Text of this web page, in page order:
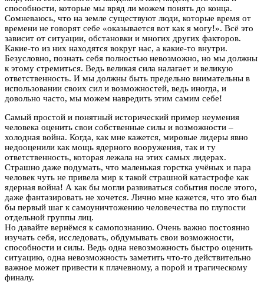
способности, которые мы вряд ли можем понять до конца.
Сомневаюсь, что на земле существуют люди, которые время от
времени не говорят себе «оказывается вот как я могу!». Всё это
зависит от ситуации, обстановки и многих других факторов.
Какие-то из них находятся вокруг нас, а какие-то внутри.
Безусловно, познать себя полностью невозможно, но мы должны
к этому стремиться. Ведь великая сила налагает и великую
ответственность. И мы должны быть предельно внимательны в
использовании своих сил и возможностей, ведь иногда, и
довольно часто, мы можем навредить этим самим себе!
Самый простой и понятный исторический пример неумения
человека оценить свои собственные силы и возможности –
холодная война. Когда, как мне кажется, мировые лидеры явно
недооценили как мощь ядерного вооружения, так и ту
ответственность, которая лежала на этих самых лидерах.
Страшно даже подумать, что маленькая горстка учёных и пара
человек чуть не привела мир к такой страшной катастрофе как
ядерная война! А как бы могли развиваться события после этого,
даже фантазировать не хочется. Лично мне кажется, что это был
бы первый шаг к самоуничтожению человечества по глупости
отдельной группы лиц.
Но давайте вернёмся к самопознанию. Очень важно постоянно
изучать себя, исследовать, обдумывать свои возможности,
способности и силы. Ведь одна невозможность быстро оценить
ситуацию, одна невозможность заметить что-то действительно
важное может привести к плачевному, а порой и трагическому
финалу.